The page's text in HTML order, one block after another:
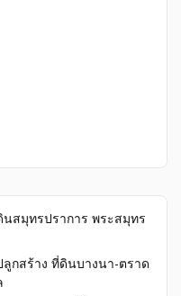
สมุทรปราการ พระสมุทร
กสร้าง ที่ดินบางนา-ตราด